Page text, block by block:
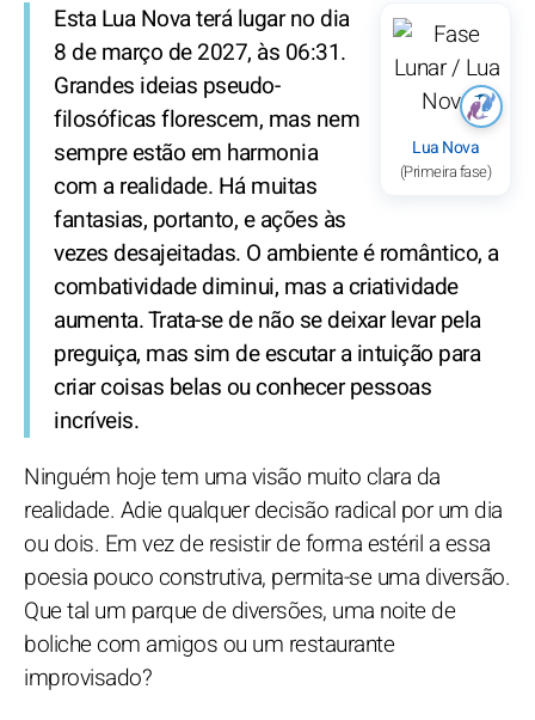
Lua Nova
(Primeira fase)
Esta Lua Nova terá lugar no dia
8 de março de 2027, às 06:31.
Grandes ideias pseudo-
filosóficas florescem, mas nem
sempre estão em harmonia
com a realidade. Há muitas
fantasias, portanto, e ações às
vezes desajeitadas. O ambiente é romântico, a
combatividade diminui, mas a criatividade
aumenta. Trata-se de não se deixar levar pela
preguiça, mas sim de escutar a intuição para
criar coisas belas ou conhecer pessoas
incríveis.
Ninguém hoje tem uma visão muito clara da
realidade. Adie qualquer decisão radical por um dia
ou dois. Em vez de resistir de forma estéril a essa
poesia pouco construtiva, permita-se uma diversão.
Que tal um parque de diversões, uma noite de
boliche com amigos ou um restaurante
improvisado?